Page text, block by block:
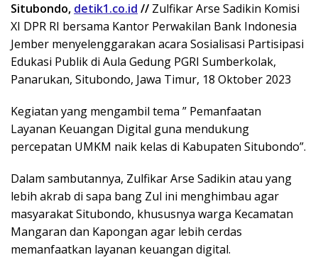
Situbondo, detik1.co.id // Zulfikar Arse Sadikin Komisi
XI DPR RI bersama Kantor Perwakilan Bank Indonesia
Jember menyelenggarakan acara Sosialisasi Partisipasi
Edukasi Publik di Aula Gedung PGRI Sumberkolak,
Panarukan, Situbondo, Jawa Timur, 18 Oktober 2023
Kegiatan yang mengambil tema ” Pemanfaatan
Layanan Keuangan Digital guna mendukung
percepatan UMKM naik kelas di Kabupaten Situbondo”.
Dalam sambutannya, Zulfikar Arse Sadikin atau yang
lebih akrab di sapa bang Zul ini menghimbau agar
masyarakat Situbondo, khususnya warga Kecamatan
Mangaran dan Kapongan agar lebih cerdas
memanfaatkan layanan keuangan digital.